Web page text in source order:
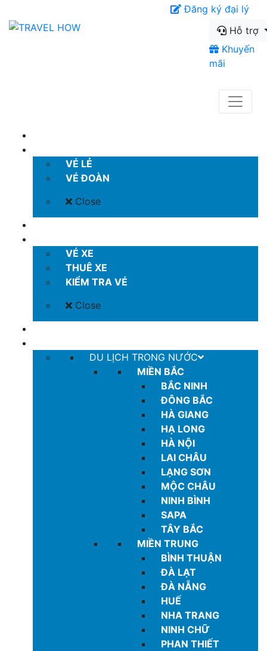
Đăng ký đại lý
Hỗ trợ
Khuyến
mãi
VÉ LẺ
VÉ ĐOÀN
Close
VÉ XE
THUÊ XE
KIỂM TRA VÉ
Close
DU LỊCH TRONG NƯỚC
MIỀN BẮC
BẮC NINH
ĐÔNG BẮC
HÀ GIANG
HẠ LONG
HÀ NỘI
LAI CHÂU
LẠNG SƠN
MỘC CHÂU
NINH BÌNH
SAPA
TÂY BẮC
MIỀN TRUNG
BÌNH THUẬN
ĐÀ LẠT
ĐÀ NẴNG
HUẾ
NHA TRANG
NINH CHỮ
PHAN THIẾT